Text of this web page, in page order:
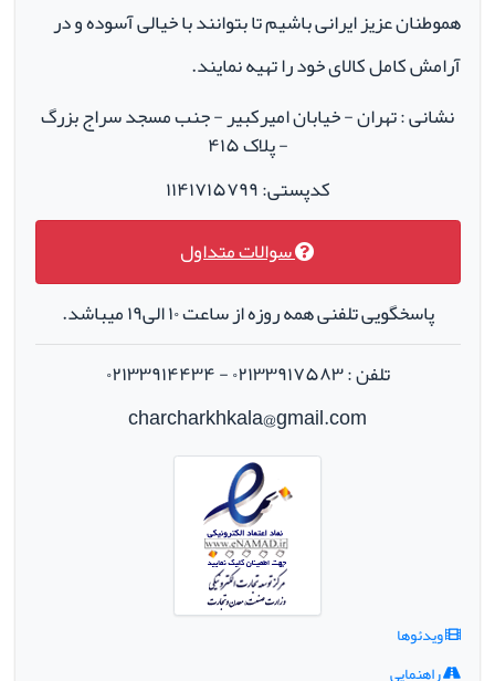
هموطنان عزیز ایرانی باشیم تا بتوانند با خیالی آسوده و در
آرامش کامل کالای خود را تهیه نمایند.
نشانی : تهران - خیابان امیرکبیر - جنب مسجد سراج بزرگ
- پلاک ۴۱۵
کدپستی: ۱۱۴۱۷۱۵۷۹۹
سوالات متداول
پاسخگویی تلفنی همه روزه از ساعت ۱۰ الی۱۹ میباشد.
تلفن : ۰۲۱۳۳۹۱۷۵۸۳ - ۰۲۱۳۳۹۱۴۴۳۴
charcharkhkala@gmail.com
ویدئوها
راهنمایی